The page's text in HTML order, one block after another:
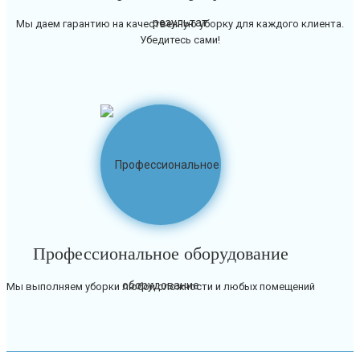
Мы даем гарантию на качественную уборку для каждого клиента.
Убедитесь сами!
Профессиональное оборудование
Мы выполняем уборки любой сложности и любых помещений